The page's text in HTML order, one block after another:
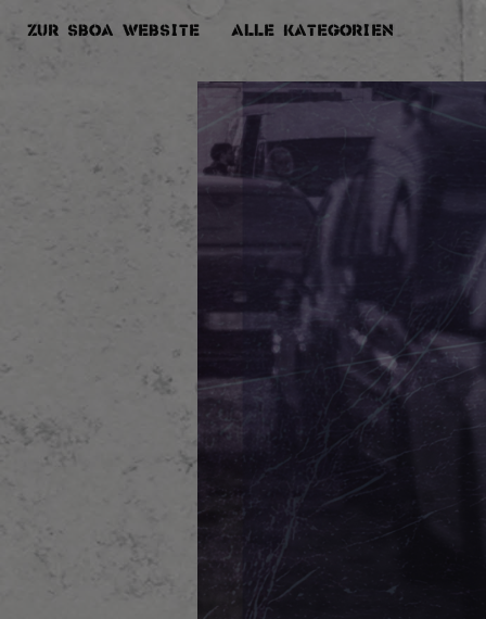
Zur SBOA Website Alle Kategorien